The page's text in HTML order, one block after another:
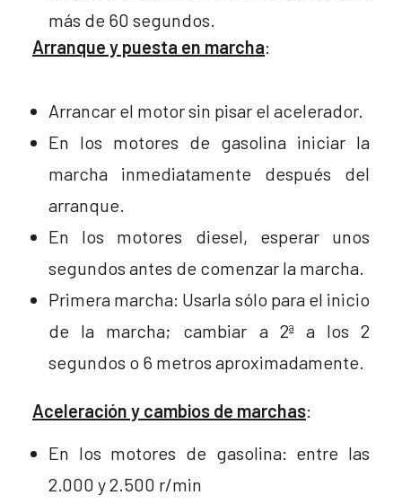
más de 60 segundos.
Arranque y puesta en marcha:
Arrancar el motor sin pisar el acelerador.
En los motores de gasolina iniciar la
marcha inmediatamente después del
arranque.
En los motores diesel, esperar unos
segundos antes de comenzar la marcha.
Primera marcha: Usarla sólo para el inicio
de la marcha; cambiar a 2ª a los 2
segundos o 6 metros aproximadamente.
Aceleración y cambios de marchas:
En los motores de gasolina: entre las
2.000 y 2.500 r/min